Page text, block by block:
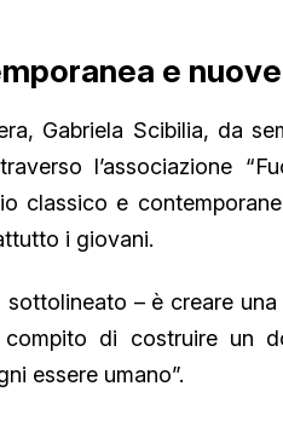
e
Gabriela Scibilia, da
l’associazione
classico e
i giovani.
sottolineato – è creare
di costruire un
essere umano”.